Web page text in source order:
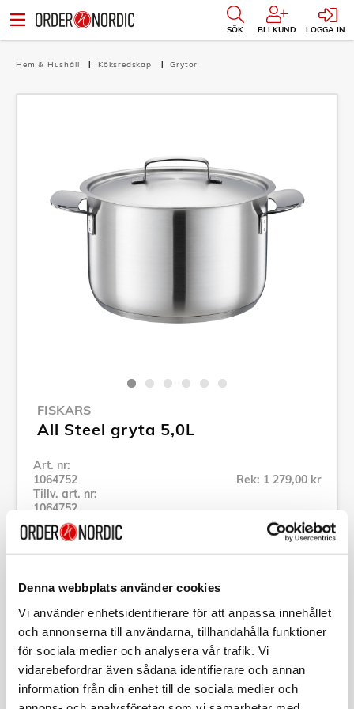
Denna webbplats använder cookies
Vi använder enhetsidentifierare för att anpassa innehållet
och annonserna till användarna, tillhandahålla funktioner
för sociala medier och analysera vår trafik. Vi
vidarebefordrar även sådana identifierare och annan
information från din enhet till de sociala medier och
SÖK BLI KUND LOGGA IN
Hem & Hushåll Köksredskap Grytor
FISKARS
All Steel gryta 5,0L
Art. nr:
1064752
Tillv. art. nr:
1064752
Rek: 1 279,00 kr
Se alla produkter inom Fiskars
Specifikation
Beskrivning
Art. nr:1064752